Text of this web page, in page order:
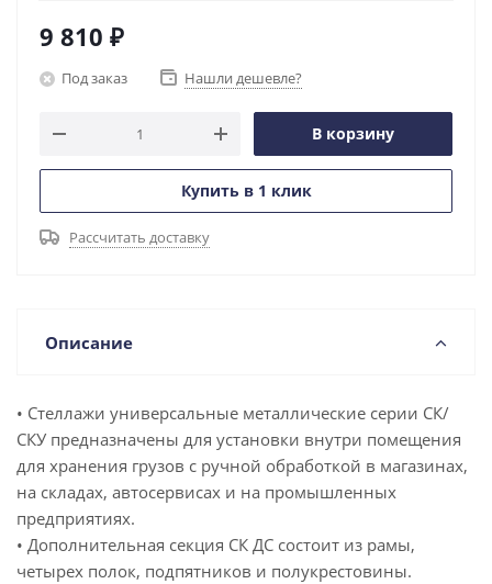
9 810 ₽
Под заказ Нашли дешевле?
В корзину
Купить в 1 клик
Рассчитать доставку
Описание
• Стеллажи универсальные металлические серии СК/
СКУ предназначены для установки внутри помещения
для хранения грузов с ручной обработкой в магазинах,
на складах, автосервисах и на промышленных
предприятиях.
• Дополнительная секция СК ДС состоит из рамы,
четырех полок, подпятников и полукрестовины.